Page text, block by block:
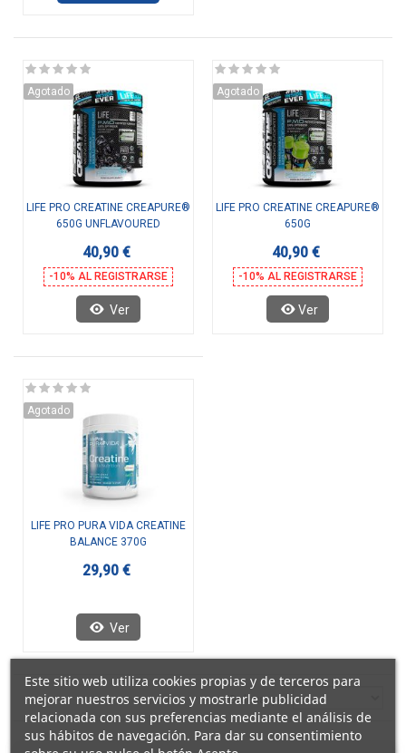
Agotado
LIFE PRO CREATINE CREAPURE®
650G UNFLAVOURED
40,90 €
-10% AL REGISTRARSE
Ver
Agotado
LIFE PRO CREATINE CREAPURE®
650G
40,90 €
-10% AL REGISTRARSE
Ver
Agotado
LIFE PRO PURA VIDA CREATINE
BALANCE 370G
29,90 €
Ver
Ordenar por
Este sitio web utiliza cookies propias y de terceros para
mejorar nuestros servicios y mostrarle publicidad
relacionada con sus preferencias mediante el análisis de
sus hábitos de navegación. Para dar su consentimiento